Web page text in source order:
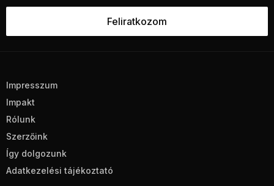
Impresszum
Impakt
Rólunk
Szerzőink
Így dolgozunk
Adatkezelési tájékoztató